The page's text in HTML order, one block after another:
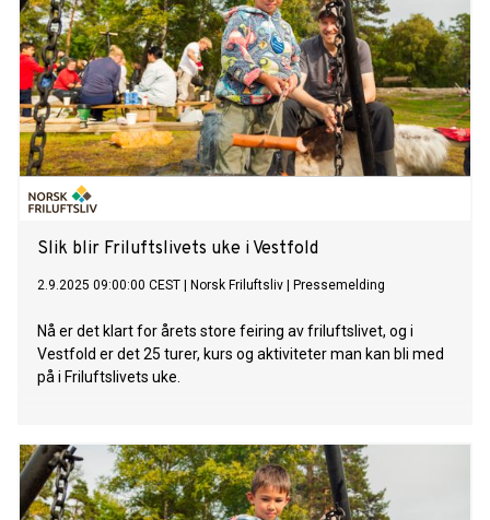
Slik blir Friluftslivets uke i Vestfold
2.9.2025 09:00:00 CEST Norsk Friluftsliv Pressemelding
Nå er det klart for årets store feiring av friluftslivet, og i
Vestfold er det 25 turer, kurs og aktiviteter man kan bli med
på i Friluftslivets uke.